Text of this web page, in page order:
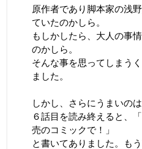
原作者であり脚本家の浅
ていたのかしら。
もしかしたら、大人の事
のかしら。
そんな事を思ってしまう
ました。
しかし、さらにうまいのは
６話目を読み終えると、
売のコミックで！」
と書いてありました。も